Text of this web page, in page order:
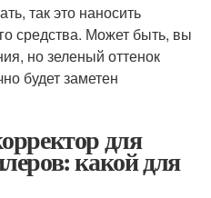
так это наносить
средства. Может быть, вы
но зеленый оттенок
будет заметен
для
какой для